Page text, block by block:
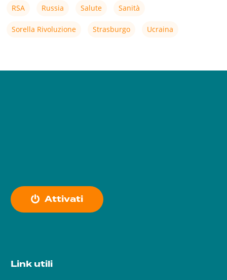
RSA Russia Salute Sanità
Sorella Rivoluzione Strasburgo Ucraina
Attivati
Link utili